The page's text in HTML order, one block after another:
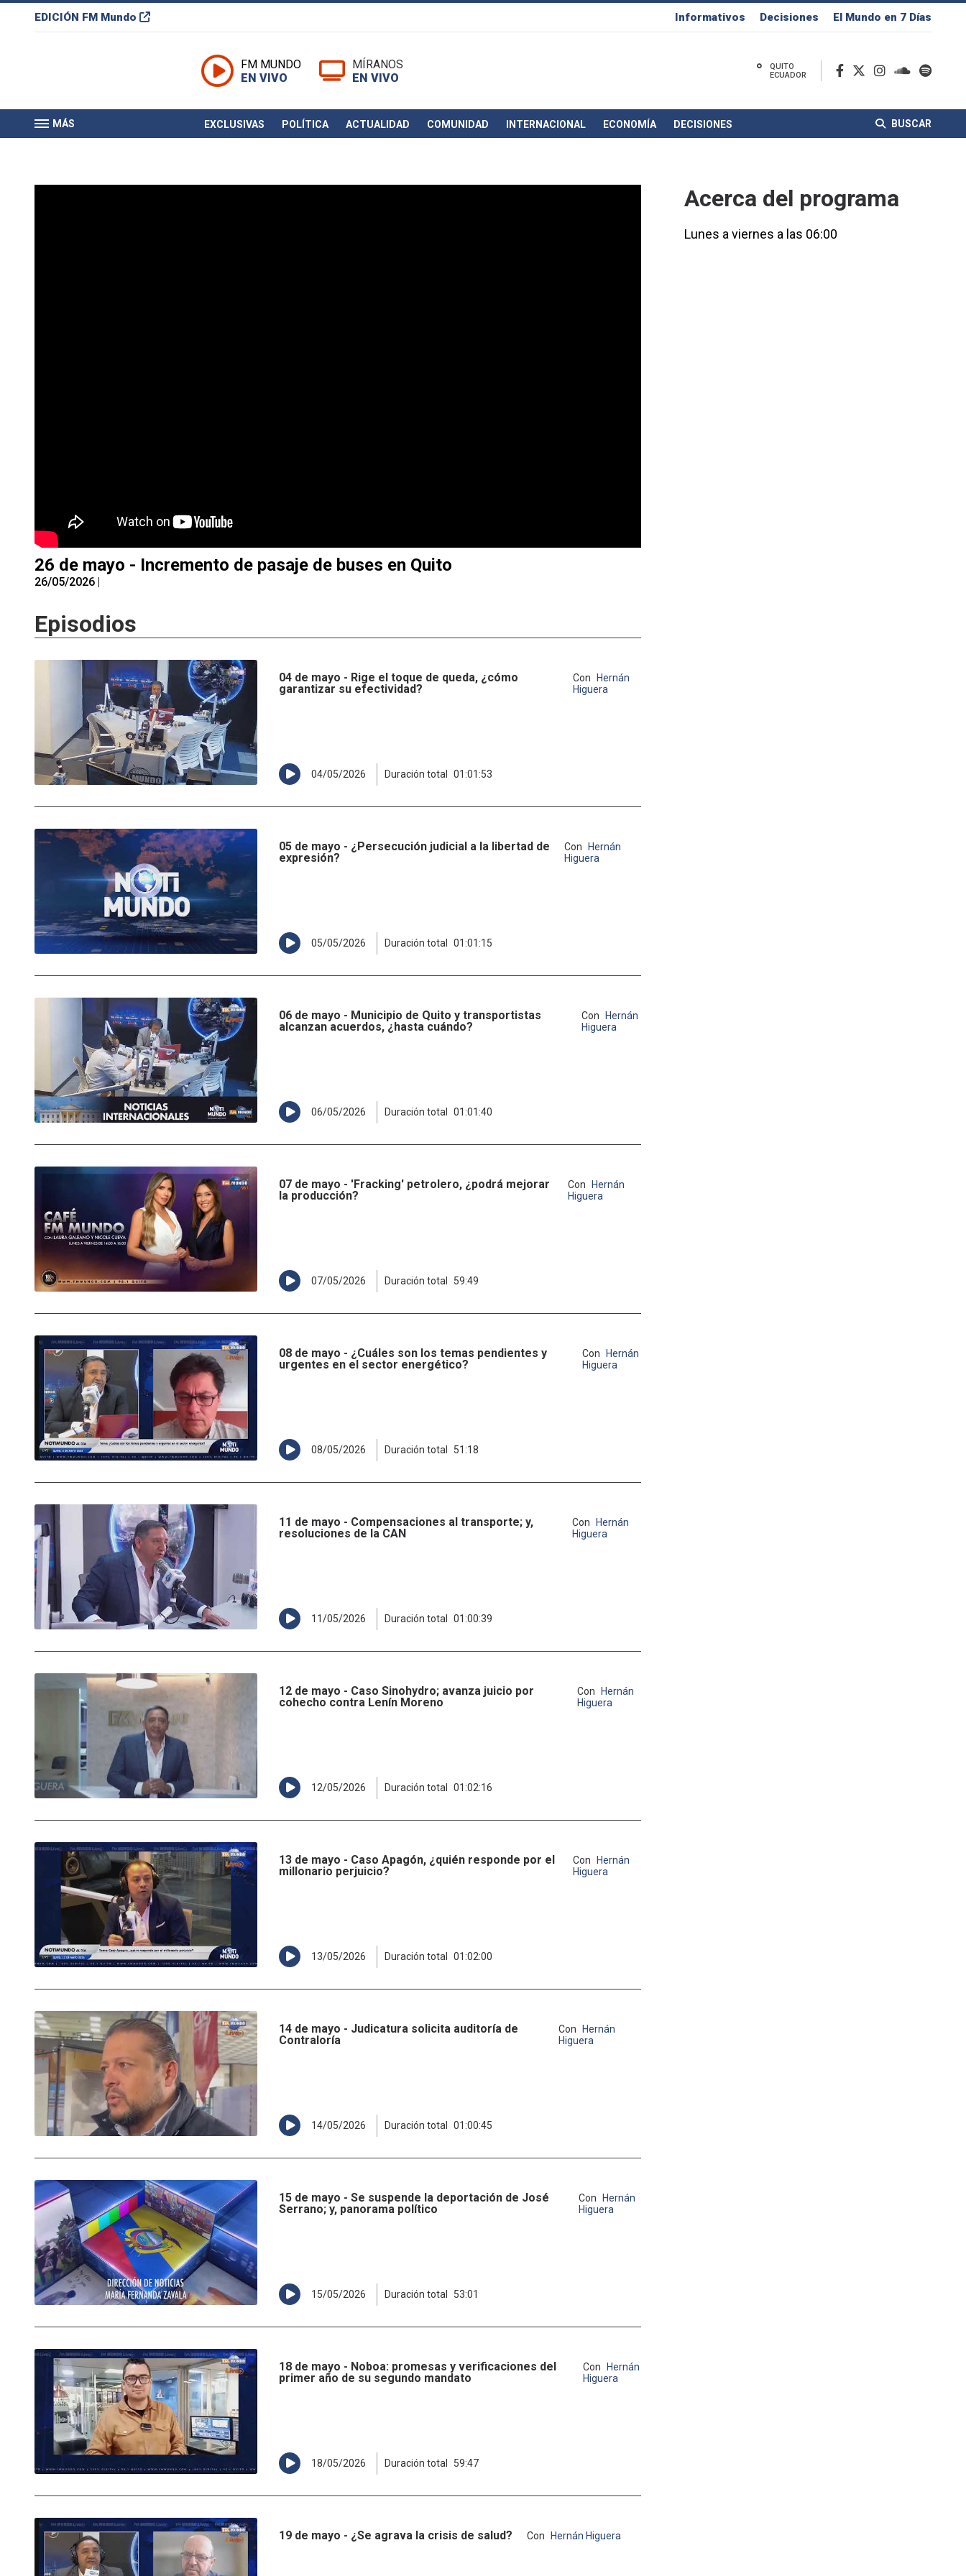
EDICIÓN FM Mundo Informativos Decisiones El Mundo en 7 Días
FM MUNDO
EN VIVO
MÍRANOS
EN VIVO
°
QUITO
ECUADOR
MÁS EXCLUSIVAS POLÍTICA ACTUALIDAD COMUNIDAD INTERNACIONAL ECONOMÍA DECISIONES BUSCAR
26 de mayo - Incremento de pasaje de buses en Quito
26/05/2026 |
Episodios
04 de mayo - Rige el toque de queda, ¿cómo
garantizar su efectividad?
Con
Hernán
Higuera
04/05/2026 Duración total 01:01:53
05 de mayo - ¿Persecución judicial a la libertad de
expresión?
Con
Hernán
Higuera
05/05/2026 Duración total 01:01:15
06 de mayo - Municipio de Quito y transportistas
alcanzan acuerdos, ¿hasta cuándo?
Con
Hernán
Higuera
06/05/2026 Duración total 01:01:40
07 de mayo - 'Fracking' petrolero, ¿podrá mejorar
la producción?
Con
Hernán
Higuera
07/05/2026 Duración total 59:49
08 de mayo - ¿Cuáles son los temas pendientes y
urgentes en el sector energético?
Con
Hernán
Higuera
08/05/2026 Duración total 51:18
11 de mayo - Compensaciones al transporte; y,
resoluciones de la CAN
Con
Hernán
Higuera
11/05/2026 Duración total 01:00:39
12 de mayo - Caso Sinohydro; avanza juicio por
cohecho contra Lenín Moreno
Con
Hernán
Higuera
12/05/2026 Duración total 01:02:16
13 de mayo - Caso Apagón, ¿quién responde por el
millonario perjuicio?
Con
Hernán
Higuera
13/05/2026 Duración total 01:02:00
14 de mayo - Judicatura solicita auditoría de
Contraloría
Con
Hernán
Higuera
14/05/2026 Duración total 01:00:45
15 de mayo - Se suspende la deportación de José
Serrano; y, panorama político
Con
Hernán
Higuera
15/05/2026 Duración total 53:01
18 de mayo - Noboa: promesas y verificaciones del
primer año de su segundo mandato
Con
Hernán
Higuera
18/05/2026 Duración total 59:47
19 de mayo - ¿Se agrava la crisis de salud? Con Hernán Higuera
Acerca del programa
Lunes a viernes a las 06:00